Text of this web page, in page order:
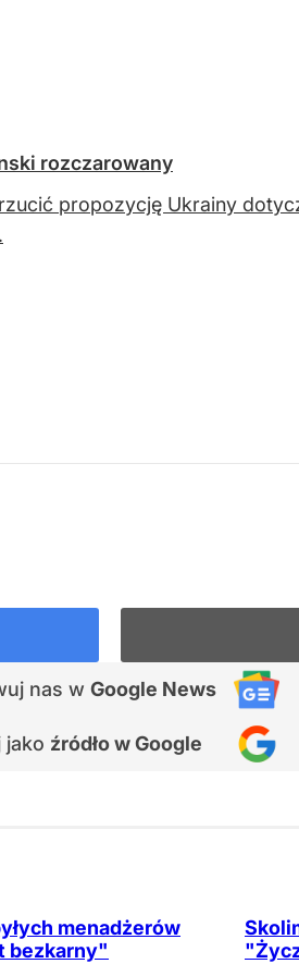
rozczarowany
propozycję Ukrainy
nas w Google News
jako źródło w Google
menadżerów
bezkarny"